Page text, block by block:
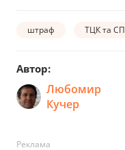
штраф ТЦК та СП
Автор:
Любомир
Кучер
Реклама